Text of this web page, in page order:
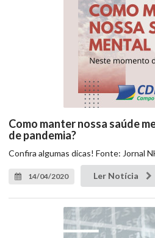
Como manter nossa saúde
de pandemia?
Confira algumas dicas! Fonte: Jornal
14/04/2020 Ler Notícia